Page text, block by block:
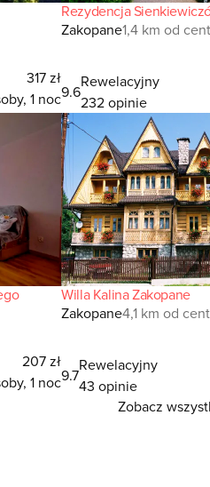
317 zł
1 noc
Rezydencja
Zakopane1,4 km od
9.6
Rewelacyjny
232 opinie
207 zł
1 noc
Willa Kalina Zakopane
Zakopane4,1 km od
9.7
Rewelacyjny
43 opinie
Zobacz